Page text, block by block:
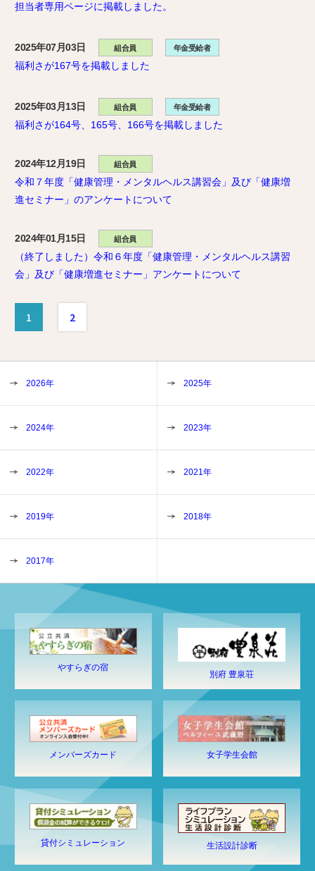
担当者専用ページに掲載しました。
2025年07月03日 組合員 年金受給者
福利さが167号を掲載しました
2025年03月13日 組合員 年金受給者
福利さが164号、165号、166号を掲載しました
2024年12月19日 組合員
令和７年度「健康管理・メンタルヘルス講習会」及び「健康増
進セミナー」のアンケートについて
2024年01月15日 組合員
（終了しました）令和６年度「健康管理・メンタルヘルス講習
会」及び「健康増進セミナー」アンケートについて
1 2
2026年 2025年
2024年 2023年
2022年 2021年
2019年 2018年
2017年
やすらぎの宿
別府 豊泉荘
メンバーズカード 女子学生会館
貸付シミュレーション 生活設計診断